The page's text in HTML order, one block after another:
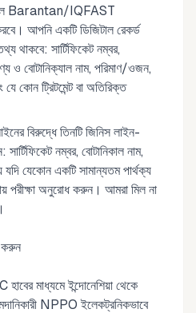
Barantan/IQFAST
আপনি একটি ডিজিটাল রেকর্ড
থাকবে: সার্টিফিকেট নম্বর,
ও বোটানিক্যাল নাম, পরিমাণ/ওজন,
কোন ট্রিটমেন্ট বা অতিরিক্ত
বিরুদ্ধে তিনটি জিনিস লাইন-
নম্বর, বোটানিকাল নাম,
যেকোন একটি সামান্যতম পার্থক্য
পরীক্ষা অনুরোধ করুন। আমরা মিল না
করুন
মাধ্যমে ইন্দোনেশিয়া থেকে
NPPO ইলেকট্রনিকভাবে